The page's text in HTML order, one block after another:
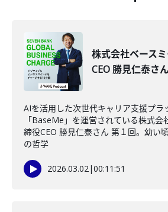
株式会社ベース
CEO 勝見仁泰さ
AIを活用した次世代キャリア支援プラ
「BaseMe」を運営されている株式会
締役CEO 勝見仁泰さん 第１回。幼い
の哲学
2026.03.02|00:11:51